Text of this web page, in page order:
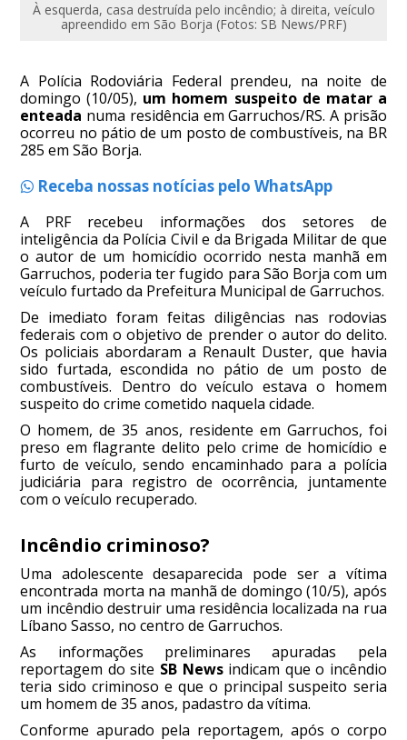
À esquerda, casa destruída pelo incêndio; à direita, veículo
apreendido em São Borja (Fotos: SB News/PRF)
A Polícia Rodoviária Federal prendeu, na noite de
domingo (10/05), um homem suspeito de matar a
enteada numa residência em Garruchos/RS. A prisão
ocorreu no pátio de um posto de combustíveis, na BR
285 em São Borja.
Receba nossas notícias pelo WhatsApp
A PRF recebeu informações dos setores de
inteligência da Polícia Civil e da Brigada Militar de que
o autor de um homicídio ocorrido nesta manhã em
Garruchos, poderia ter fugido para São Borja com um
veículo furtado da Prefeitura Municipal de Garruchos.
De imediato foram feitas diligências nas rodovias
federais com o objetivo de prender o autor do delito.
Os policiais abordaram a Renault Duster, que havia
sido furtada, escondida no pátio de um posto de
combustíveis. Dentro do veículo estava o homem
suspeito do crime cometido naquela cidade.
O homem, de 35 anos, residente em Garruchos, foi
preso em flagrante delito pelo crime de homicídio e
furto de veículo, sendo encaminhado para a polícia
judiciária para registro de ocorrência, juntamente
com o veículo recuperado.
Incêndio criminoso?
Uma adolescente desaparecida pode ser a vítima
encontrada morta na manhã de domingo (10/5), após
um incêndio destruir uma residência localizada na rua
Líbano Sasso, no centro de Garruchos.
As informações preliminares apuradas pela
reportagem do site SB Newsindicam que o incêndio
teria sido criminoso e que o principal suspeito seria
um homem de 35 anos, padastro da vítima.
Conforme apurado pela reportagem, após o corpo